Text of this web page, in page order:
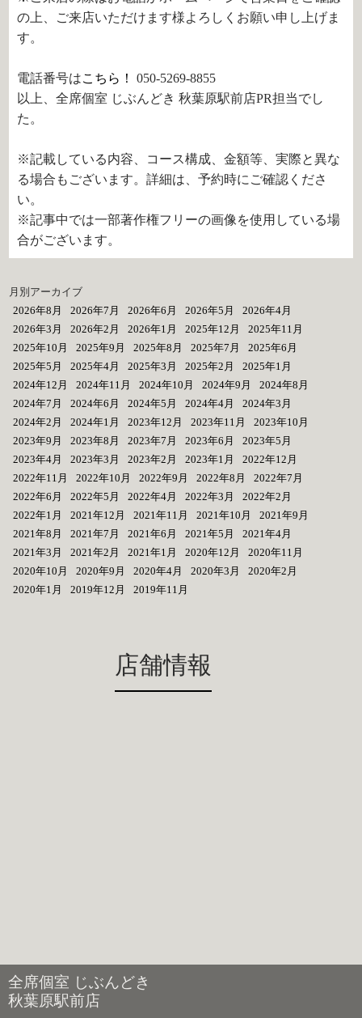
の上、ご来店いただけます様よろしくお願い申し上げま
す。
電話番号はこちら！
050-5269-8855
以上、全席個室 じぶんどき 秋葉原駅前店PR担当でし
た。
※記載している内容、コース構成、金額等、実際と異な
る場合もございます。詳細は、予約時にご確認くださ
い。
※記事中では一部著作権フリーの画像を使用している場
合がございます。
月別アーカイブ
2026年8月
2026年7月 2026年6月 2026年5月
2026年4月
2026年3月
2026年2月 2026年1月 2025年12月
2025年11月
2025年10月
2025年9月 2025年8月 2025年7月
2025年6月
2025年5月
2025年4月 2025年3月 2025年2月
2025年1月
2024年12月
2024年11月 2024年10月 2024年9月
2024年8月
2024年7月
2024年6月 2024年5月 2024年4月
2024年3月
2024年2月
2024年1月 2023年12月 2023年11月
2023年10月
2023年9月
2023年8月 2023年7月 2023年6月
2023年5月
2023年4月
2023年3月 2023年2月 2023年1月
2022年12月
2022年11月
2022年10月 2022年9月 2022年8月
2022年7月
2022年6月
2022年5月 2022年4月 2022年3月
2022年2月
2022年1月
2021年12月 2021年11月 2021年10月
2021年9月
2021年8月
2021年7月 2021年6月 2021年5月
2021年4月
2021年3月
2021年2月 2021年1月 2020年12月
2020年11月
2020年10月
2020年9月 2020年4月 2020年3月
2020年2月
2020年1月
2019年12月 2019年11月
店舗情報
全席個室 じぶんどき
秋葉原駅前店